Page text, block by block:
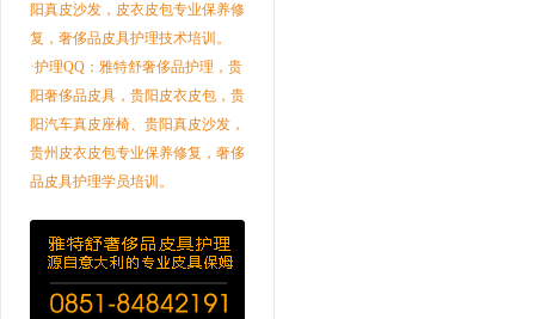
阳真皮沙发，皮衣皮包专业保养修
复，奢侈品皮具护理技术培训。
·护理QQ：雅特舒奢侈品护理，贵
阳奢侈品皮具，贵阳皮衣皮包，贵
阳汽车真皮座椅、贵阳真皮沙发，
贵州皮衣皮包专业保养修复，奢侈
品皮具护理学员培训。